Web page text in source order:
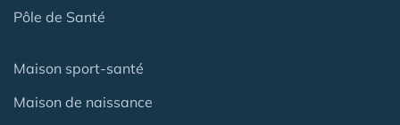
Pôle de Santé
Maison sport-santé
Maison de naissance